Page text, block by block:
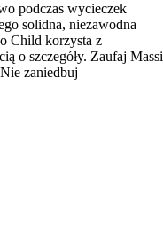
podczas wycieczek
solidna, niezawodna
Child korzysta z
o szczegóły. Zaufaj Massi
zaniedbuj